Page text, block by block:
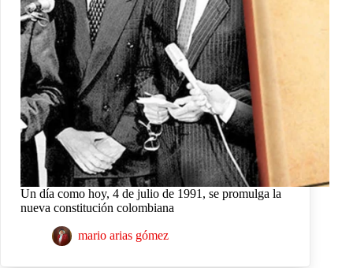
Un día como hoy, 4 de julio de 1991, se promulga la
nueva constitución colombiana
mario arias gómez